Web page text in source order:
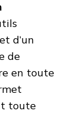
d’un
de
en toute
toute